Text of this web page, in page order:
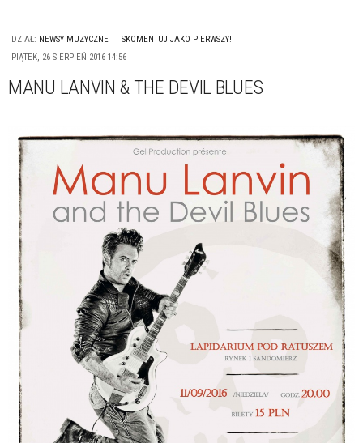
DZIAŁ: NEWSY MUZYCZNE
SKOMENTUJ JAKO PIERWSZY!
PIĄTEK, 26 SIERPIEŃ 2016 14:56
MANU LANVIN & THE DEVIL BLUES